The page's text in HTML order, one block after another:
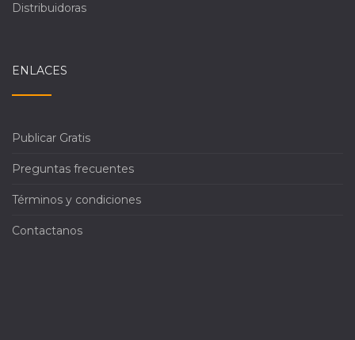
Distribuidoras
ENLACES
Publicar Gratis
Preguntas frecuentes
Términos y condiciones
Contactanos